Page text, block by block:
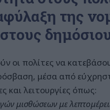
της
οι πολίτες να
μέσα από
και λειτουργίες όπως:
μισθώσεων με